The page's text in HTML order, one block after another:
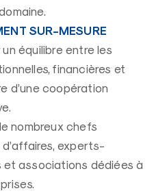
SUR-MESURE
équilibre entre les
financières et
d’une coopération
nombreux chefs
experts-
et associations dédiées à